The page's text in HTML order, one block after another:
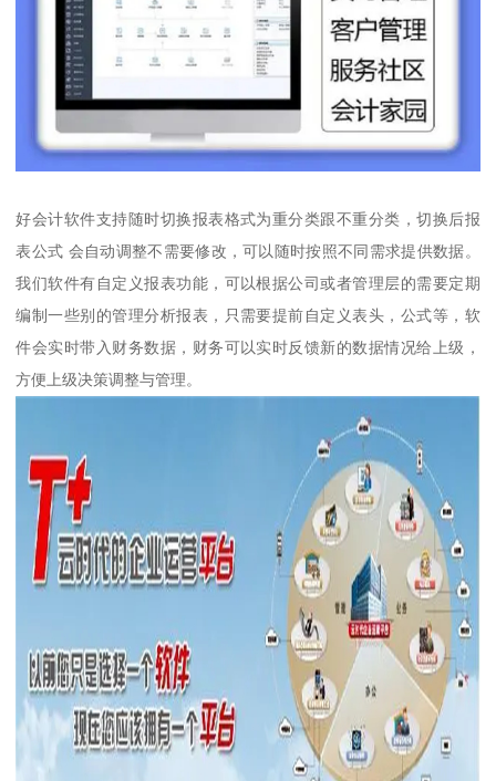
好会计软件支持随时切换报表格式为重分类跟不重分类，切换后报
表公式 会自动调整不需要修改，可以随时按照不同需求提供数据。
我们软件有自定义报表功能，可以根据公司或者管理层的需要定期
编制一些别的管理分析报表，只需要提前自定义表头，公式等，软
件会实时带入财务数据，财务可以实时反馈新的数据情况给上级，
方便上级决策调整与管理。